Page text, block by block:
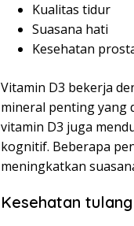
Kualitas tidur
Suasana hati
Kesehatan
Vitamin D3 bekerja
mineral penting yang
vitamin D3 juga
kognitif. Beberapa
meningkatkan
Kesehatan tulang